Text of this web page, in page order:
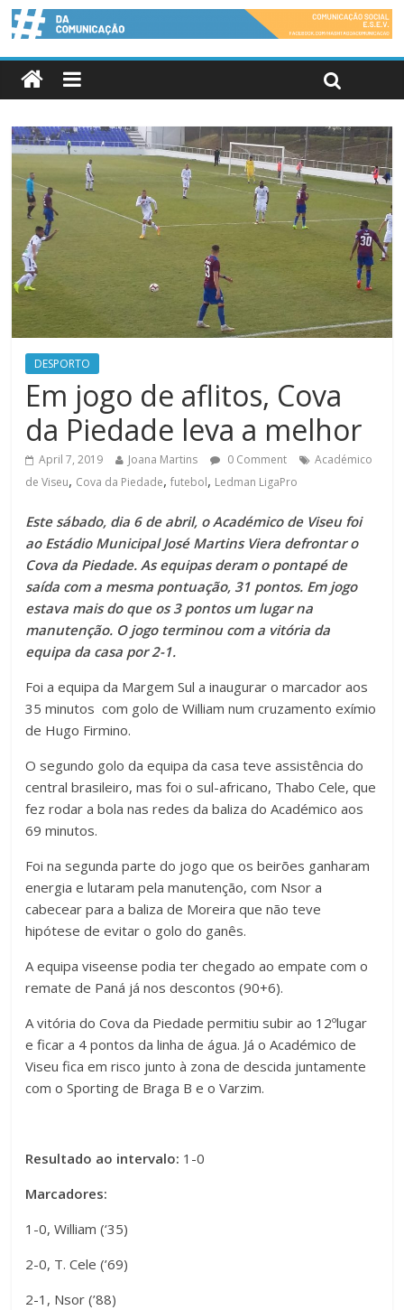
DESPORTO
Em jogo de aflitos, Cova
da Piedade leva a melhor
April 7, 2019 Joana Martins 0 Comment
Académico
de Viseu, Cova da Piedade,futebol, Ledman LigaPro
Este sábado, dia 6 de abril, o Académico de Viseu foi
ao Estádio Municipal José Martins Viera defrontar o
Cova da Piedade. As equipas deram o pontapé de
saída com a mesma pontuação, 31 pontos. Em jogo
estava mais do que os 3 pontos um lugar na
manutenção. O jogo terminou com a vitória da
equipa da casa por 2-1.
Foi a equipa da Margem Sul a inaugurar o marcador aos
35 minutos com golo de William num cruzamento exímio
de Hugo Firmino.
O segundo golo da equipa da casa teve assistência do
central brasileiro, mas foi o sul-africano, Thabo Cele, que
fez rodar a bola nas redes da baliza do Académico aos
69 minutos.
Foi na segunda parte do jogo que os beirões ganharam
energia e lutaram pela manutenção, com Nsor a
cabecear para a baliza de Moreira que não teve
hipótese de evitar o golo do ganês.
A equipa viseense podia ter chegado ao empate com o
remate de Paná já nos descontos (90+6).
A vitória do Cova da Piedade permitiu subir ao 12ºlugar
e ficar a 4 pontos da linha de água. Já o Académico de
Viseu fica em risco junto à zona de descida juntamente
com o Sporting de Braga B e o Varzim.
Resultado ao intervalo: 1-0
Marcadores:
1-0, William (‘35)
2-0, T. Cele (’69)
2-1, Nsor (’88)